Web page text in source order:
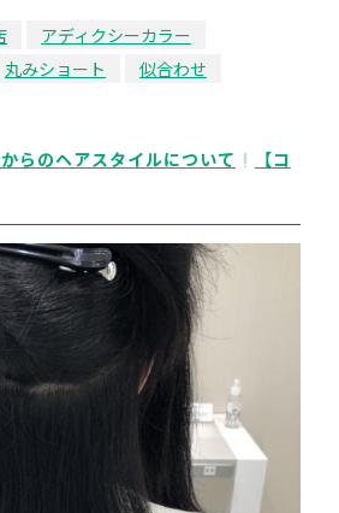
アディクシーカラー
丸みショート
似合わせ
らのヘアスタイルについて
【コ